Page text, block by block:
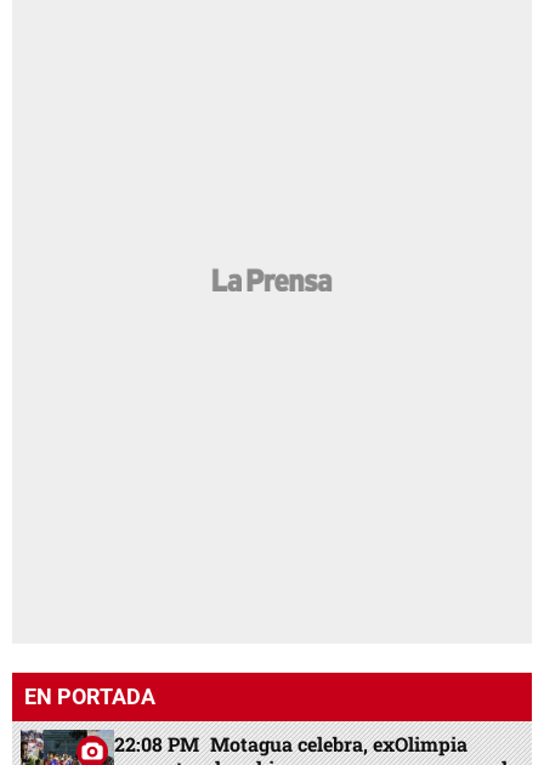
EN PORTADA
22:08 PM Motagua celebra, exOlimpia